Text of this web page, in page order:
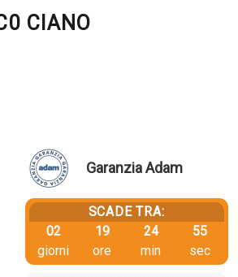
CIANO
Garanzia Adam
SCADE TRA:
02
giorni
19
ore
24
min
55
sec